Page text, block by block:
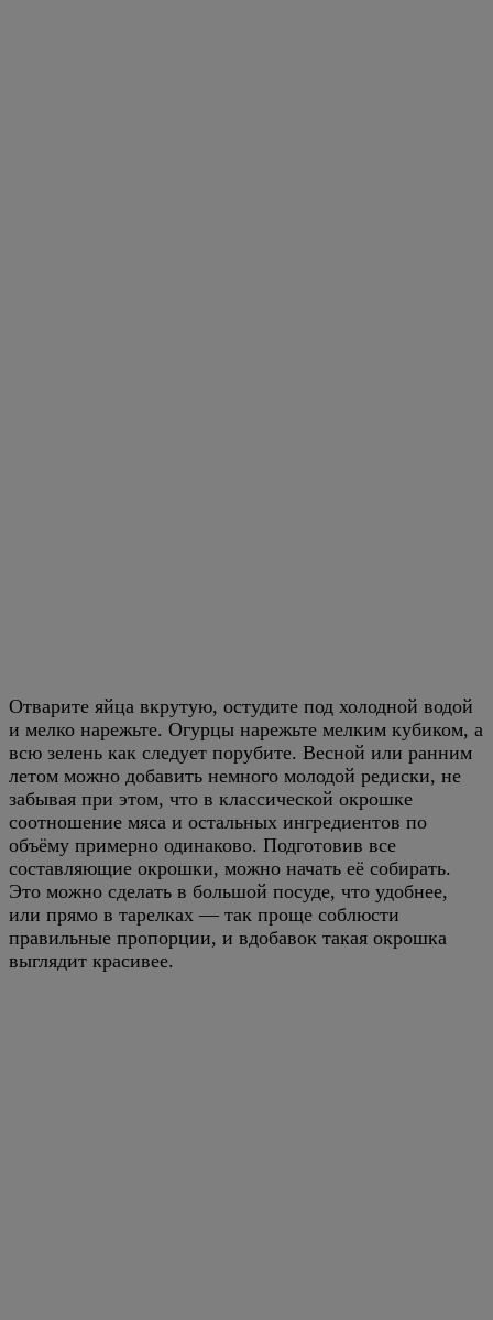
Отварите яйца вкрутую, остудите под холодной водой
и мелко нарежьте. Огурцы нарежьте мелким кубиком, а
всю зелень как следует порубите. Весной или ранним
летом можно добавить немного молодой редиски, не
забывая при этом, что в классической окрошке
соотношение мяса и остальных ингредиентов по
объёму примерно одинаково. Подготовив все
составляющие окрошки, можно начать её собирать.
Это можно сделать в большой посуде, что удобнее,
или прямо в тарелках — так проще соблюсти
правильные пропорции, и вдобавок такая окрошка
выглядит красивее.